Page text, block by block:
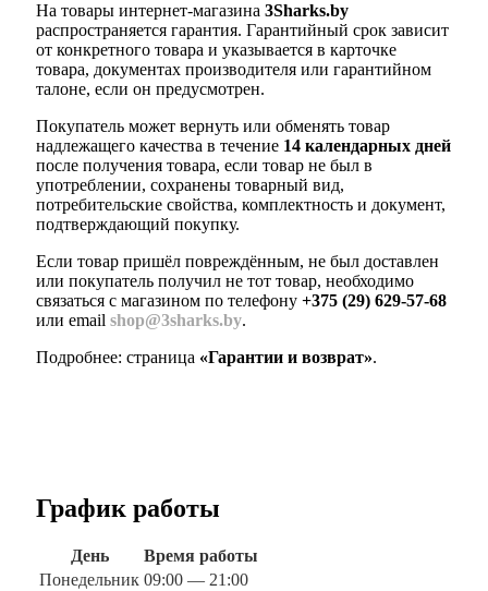
На товары интернет-магазина 3Sharks.by
распространяется гарантия. Гарантийный срок зависит
от конкретного товара и указывается в карточке
товара, документах производителя или гарантийном
талоне, если он предусмотрен.
Покупатель может вернуть или обменять товар
надлежащего качества в течение 14 календарных дней
после получения товара, если товар не был в
употреблении, сохранены товарный вид,
потребительские свойства, комплектность и документ,
подтверждающий покупку.
Если товар пришёл повреждённым, не был доставлен
или покупатель получил не тот товар, необходимо
связаться с магазином по телефону +375 (29) 629-57-68
или email shop@3sharks.by.
Подробнее: страница «Гарантии и возврат».
График работы
День
Время работы
Понедельник 09:00 — 21:00